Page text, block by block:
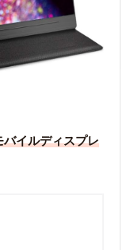
バイルディスプレ